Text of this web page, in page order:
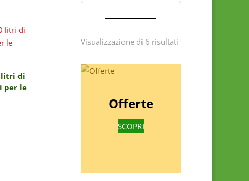
litri di
per le
Visualizzazione di 6 risultati
Offerte
SCOPRI